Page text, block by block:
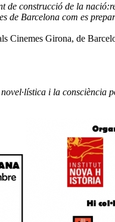
de construcció de la
de Barcelona com es
Cinemes Girona, de
i la consciència